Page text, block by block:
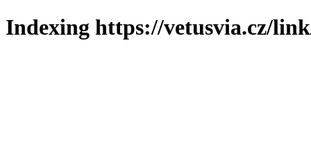
Indexing https://vetusvia.cz/